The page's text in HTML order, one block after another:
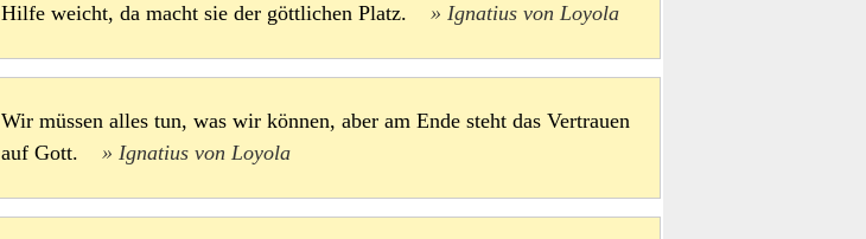
Hilfe weicht, da macht sie der göttlichen Platz.
Ignatius von Loyola
Wir müssen alles tun, was wir können, aber am Ende steht das Vertrauen
auf Gott.
Ignatius von Loyola